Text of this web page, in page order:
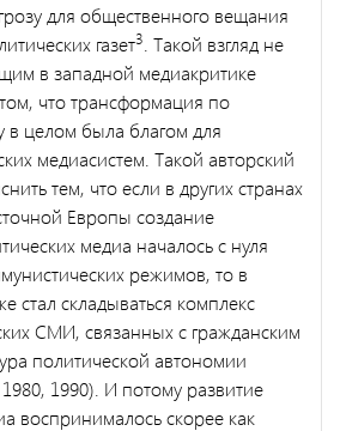
для общественного вещания
газет3 . Такой взгляд не
в западной медиакритике
что трансформация по
в целом была благом для
медиасистем. Такой авторский
тем, что если в других странах
Европы создание
медиа началось с нуля
режимов, то в
стал складываться комплекс
СМИ, связанных с гражданским
политической автономии
1990). И потому развитие
воспринималось скорее как